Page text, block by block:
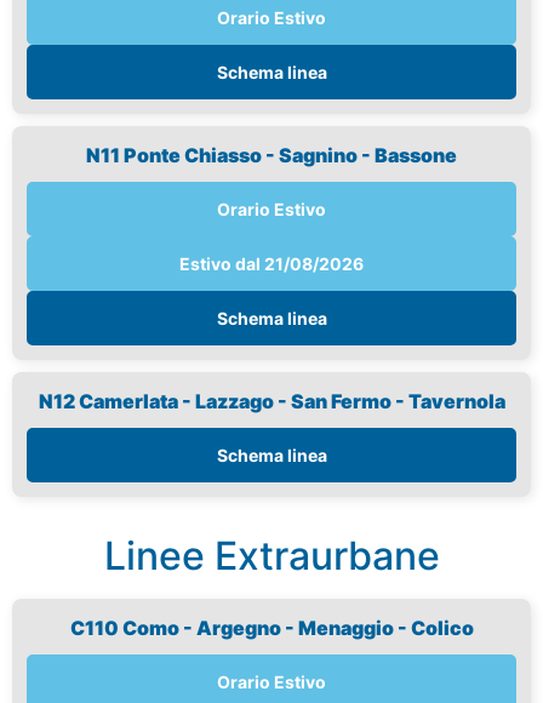
Orario Estivo
Schema linea
N11 Ponte Chiasso - Sagnino - Bassone
Orario Estivo
Estivo dal 21/08/2026
Schema linea
N12 Camerlata - Lazzago - San Fermo - Tavernola
Schema linea
Linee Extraurbane
C110 Como - Argegno - Menaggio - Colico
Orario Estivo